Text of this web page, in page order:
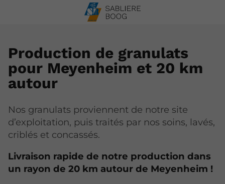
Production de granulats
pour Meyenheim et 20 km
autour
Nos granulats proviennent de notre site
d’exploitation, puis traités par nos soins, lavés,
criblés et concassés.
Livraison rapide de notre production dans
un rayon de 20 km autour de Meyenheim !